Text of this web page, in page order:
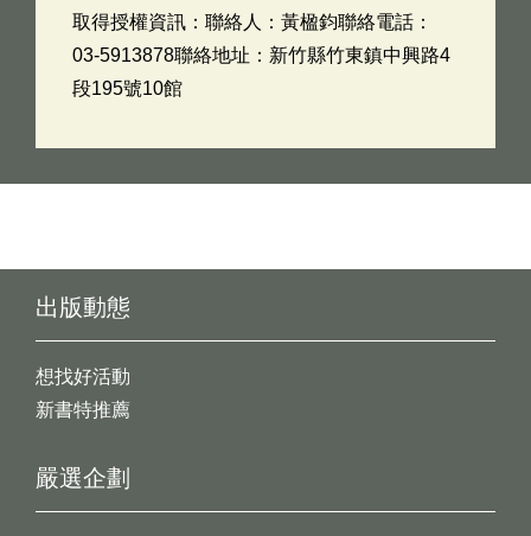
取得授權資訊：聯絡人：黃楹鈞聯絡電話：
03-5913878聯絡地址：新竹縣竹東鎮中興路4
段195號10館
出版動態
想找好活動
新書特推薦
嚴選企劃